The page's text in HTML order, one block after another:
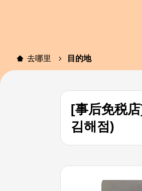
去哪里 目的地
[事后免税
김해점)